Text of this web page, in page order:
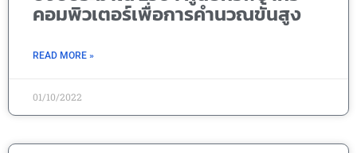
คอมพิวเตอร์เพื่อการคำนวณขั้นสูง
READ MORE »
01/10/2022